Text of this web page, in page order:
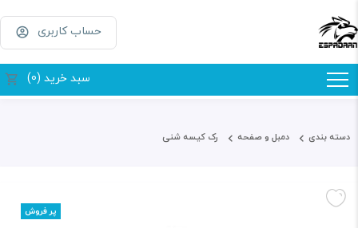
حساب کاربری
سبد خرید (0)
دسته بندی دمبل و صفحه رک کیسه شنی
پر فروش